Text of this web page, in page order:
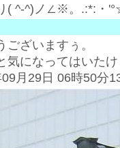
( ^-^)ノ∠※。.:*:・
ございますぅ。
気になってはいた
月29日 06時50分